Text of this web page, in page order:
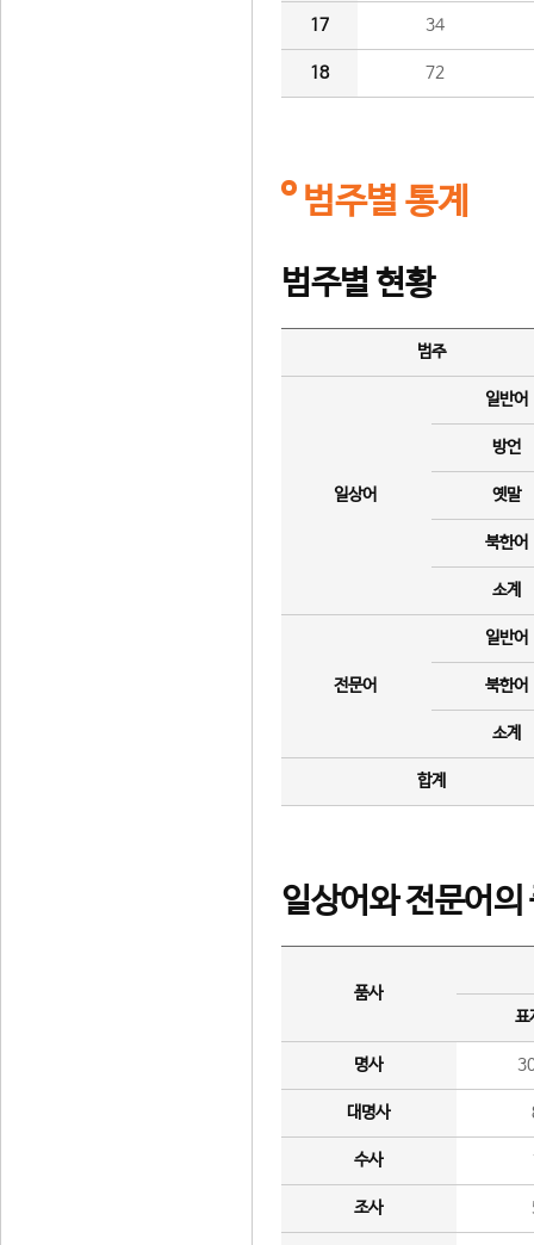
17 34
18 72
범주별 통계
범주별 현황
범주
일상어
일반어
방언
옛말
북한어
소계
전문어
일반어
북한어
소계
합계
일상어와 전문어의
품사
표
명사
대명사
수사
조사